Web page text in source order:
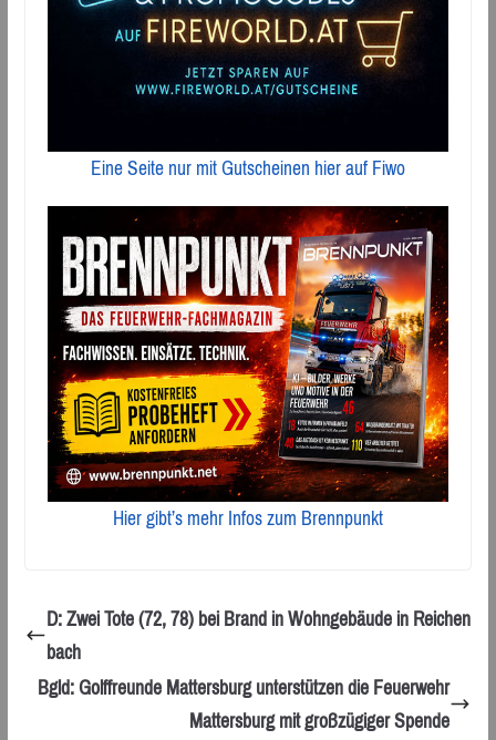
Eine Seite nur mit Gutscheinen hier auf Fiwo
Hier gibt’s mehr Infos zum Brennpunkt
D: Zwei Tote (72, 78) bei Brand in Wohngebäude in Reichen
bach
Bgld: Golffreunde Mattersburg unterstützen die Feuerwehr
Mattersburg mit großzügiger Spende